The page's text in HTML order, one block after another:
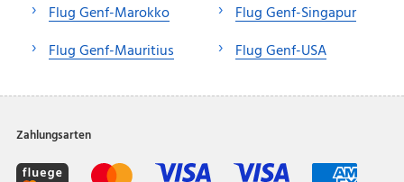
Flug Genf-Marokko
Flug Genf-Mauritius
Flug Genf-Singapur
Flug Genf-USA